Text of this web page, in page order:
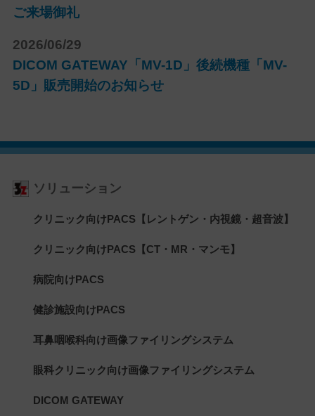
ご来場御礼
2026/06/29
DICOM GATEWAY「MV-1D」後続機種「MV-
5D」販売開始のお知らせ
ソリューション
クリニック向けPACS【レントゲン・内視鏡・超音波】
クリニック向けPACS【CT・MR・マンモ】
病院向けPACS
健診施設向けPACS
耳鼻咽喉科向け画像ファイリングシステム
眼科クリニック向け画像ファイリングシステム
DICOM GATEWAY